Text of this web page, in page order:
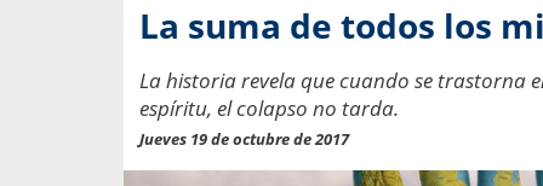
La suma de todos los
La historia revela que cuando se trastorna
espíritu, el colapso no tarda.
Jueves 19 de octubre de 2017
médicas y
por incapacidad
Infectólogo y profesor
Pandemias del
Usamos la palabra
una enfermedad